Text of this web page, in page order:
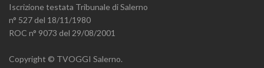
Iscrizione testata Tribunale di Salerno
n° 527 del 18/11/1980
ROC n° 9073 del 29/08/2001
Copyright © TVOGGI Salerno.